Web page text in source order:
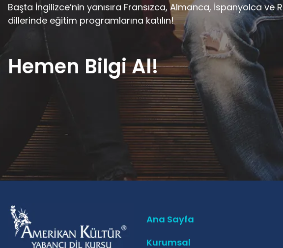
Başta İngilizce’nin yanısıra Fransızca, Almanca, İspanyolca ve
dillerinde eğitim programlarına katılın!
Hemen Bilgi Al!
Ana Sayfa
Kurumsal